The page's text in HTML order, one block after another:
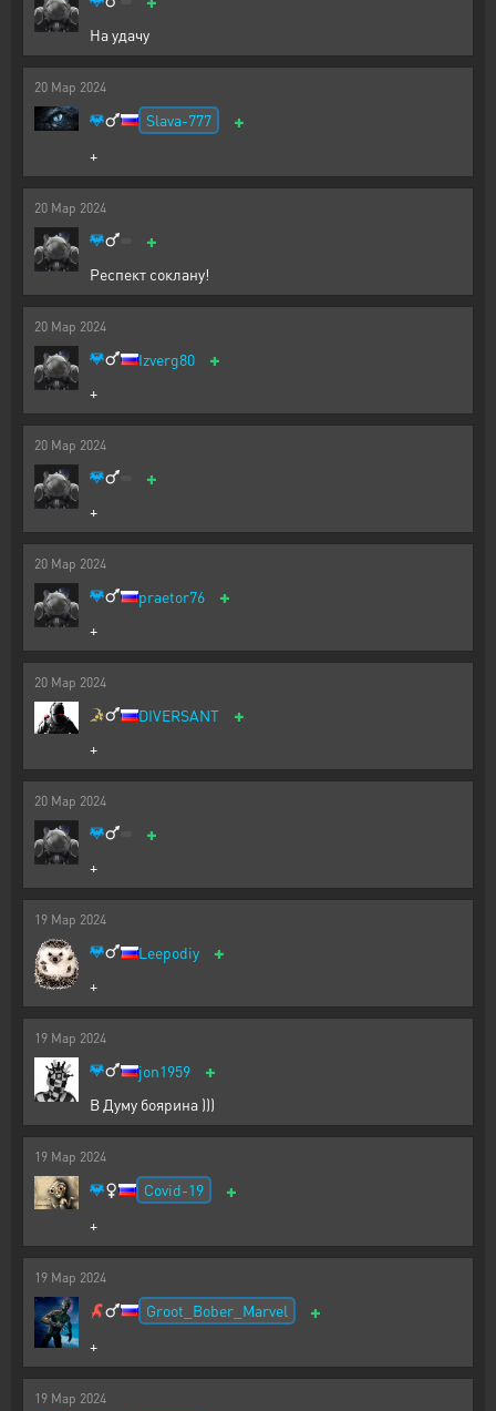
На удачу
20 Мар 2024
Slava-777 +
+
20 Мар 2024
+
Респект соклану!
20 Мар 2024
Izverg80 +
+
20 Мар 2024
+
+
20 Мар 2024
praetor76 +
+
20 Мар 2024
DIVERSANT +
+
20 Мар 2024
+
+
19 Мар 2024
Leepodiy +
+
19 Мар 2024
jon1959 +
В Думу боярина )))
19 Мар 2024
Covid-19 +
+
19 Мар 2024
Groot_Bober_Marvel +
+
19 Мар 2024